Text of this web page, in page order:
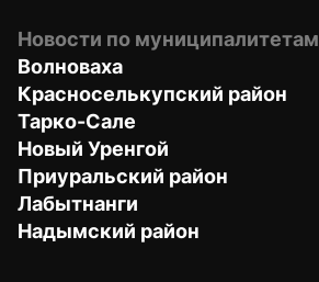
Новости по муниципалитетам
Волноваха
Красноселькупский район
Тарко-Сале
Новый Уренгой
Приуральский район
Лабытнанги
Надымский район